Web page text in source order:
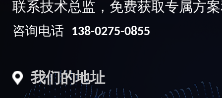
联系技术总监，免费获取专属方
咨询电话 138-0275-0855
我们的地址